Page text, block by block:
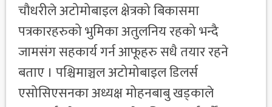
चौधरीले अटोमोबाइल क्षेत्रको बिकासमा
पत्रकारहरुको भुमिका अतुलनिय रहको भन्दै
जामसंग सहकार्य गर्न आफूहरु सधै तयार रहने
बताए । पश्चिमाञ्चल अटोमोबाइल डिलर्स
एसोसिएसनका अध्यक्ष मोहनबाबु खड्काले